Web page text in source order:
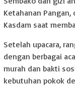
Ketahanan Pangan,
Kasdam saat
Setelah upacara,
dengan berbagai
murah dan bakti
kebutuhan pokok